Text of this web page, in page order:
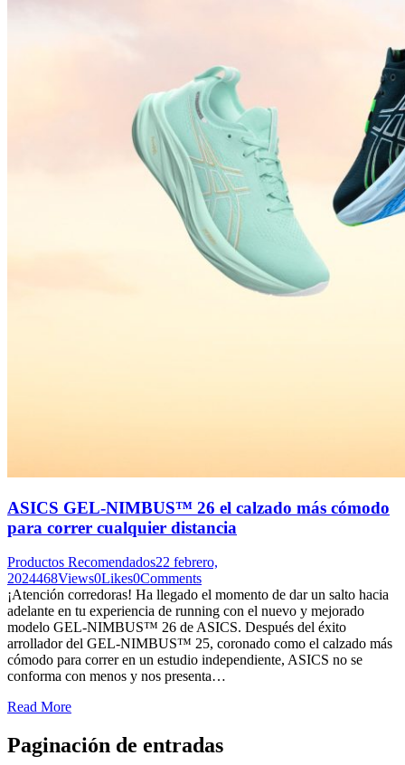
ASICS GEL-NIMBUS™ 26 el calzado más cómodo
para correr cualquier distancia
Productos Recomendados22 febrero,
2024468Views0Likes0Comments
¡Atención corredoras! Ha llegado el momento de dar un salto hacia
adelante en tu experiencia de running con el nuevo y mejorado
modelo GEL-NIMBUS™ 26 de ASICS. Después del éxito
arrollador del GEL-NIMBUS™ 25, coronado como el calzado más
cómodo para correr en un estudio independiente, ASICS no se
conforma con menos y nos presenta…
Read More
Paginación de entradas